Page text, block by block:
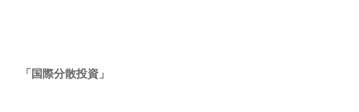
「国際分散投資」